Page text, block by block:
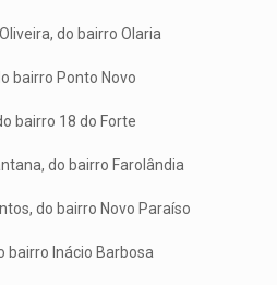
do bairro Olaria
bairro Ponto Novo
bairro 18 do Forte
do bairro Farolândia
do bairro Novo Paraíso
bairro Inácio Barbosa